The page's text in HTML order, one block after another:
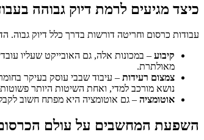
כיצד מגיעים לרמת דיוק גבוהה
עבודות כרסום וחריטה דורשות בדרך כלל דיוק גבוה.
קיבוע – במכונות אלה, גם האובייקט שעליו
מאולתרת.
צמצום רעידות – עיבוד שבבי עוסק בעיקר
נושא מורכב למדי, ואחת השיטות היותר
אוטומציה – גם אוטומציה היא מפתח חשוב
השפעת המחשבים על עולם